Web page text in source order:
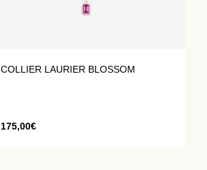
COLLIER LAURIER BLOSSOM
175,00€